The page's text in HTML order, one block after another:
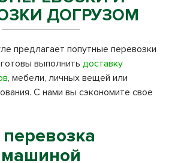
ДОГРУЗОМ
предлагает попутные перевозки
выполнить доставку
, мебели, личных вещей или
С нами вы сэкономите свое
машиной